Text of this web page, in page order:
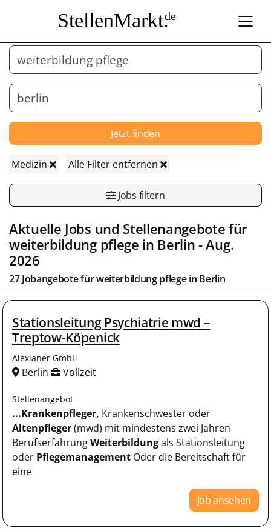
StellenMarkt.de
Jetzt finden
Medizin Alle Filter entfernen
Jobs filtern
Aktuelle Jobs und Stellenangebote für
weiterbildung pflege in Berlin- Aug.
2026
27 Jobangebote für weiterbildung pflege in Berlin
Stationsleitung Psychiatrie mwd –
Treptow-Köpenick
Alexianer GmbH
Berlin Vollzeit
Stellenangebot
...Krankenpfleger, Krankenschwester oder
Altenpfleger(mwd) mit mindestens zwei Jahren
BerufserfahrungWeiterbildungals Stationsleitung
oder Pflegemanagement Oder die Bereitschaft für
eine
Job ansehen